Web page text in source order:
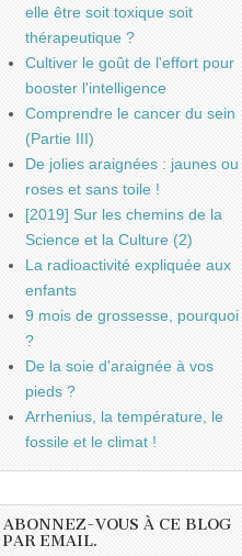
elle être soit toxique soit
thérapeutique ?
Cultiver le goût de l'effort pour
booster l'intelligence
Comprendre le cancer du sein
(Partie III)
De jolies araignées : jaunes ou
roses et sans toile !
[2019] Sur les chemins de la
Science et la Culture (2)
La radioactivité expliquée aux
enfants
9 mois de grossesse, pourquoi
?
De la soie d'araignée à vos
pieds ?
Arrhenius, la température, le
fossile et le climat !
ABONNEZ-VOUS À CE BLOG
PAR EMAIL.